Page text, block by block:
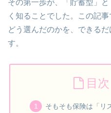
その第一歩が、「貯蓄型」
く知ることでした。この記
どう選んだのかを、できる
す。
目次
そもそも保険は「リ